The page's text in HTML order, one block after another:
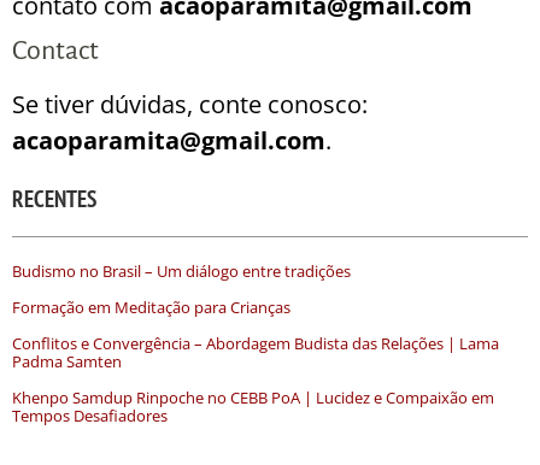
Contact
Se tiver dúvidas, conte conosco:
acaoparamita@gmail.com.
RECENTES
Budismo no Brasil – Um diálogo entre tradições
Formação em Meditação para Crianças
Conflitos e Convergência – Abordagem Budista das Relações | Lama
Padma Samten
Khenpo Samdup Rinpoche no CEBB PoA | Lucidez e Compaixão em
Tempos Desafiadores